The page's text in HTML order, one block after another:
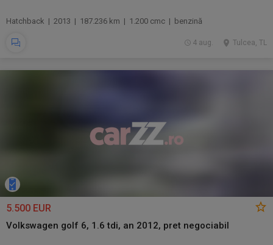
Hatchback | 2013 | 187.236 km | 1.200 cmc | benzină
Tulcea, TL
4 aug.
5.500 EUR
Volkswagen golf 6, 1.6 tdi, an 2012, pret negociabil